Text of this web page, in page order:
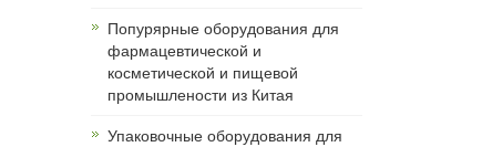
Попурярные оборудования для
фармацевтической и
косметической и пищевой
промышлености из Китая
Упаковочные оборудования для